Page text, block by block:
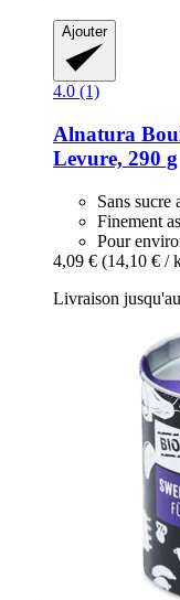
Ajouter
4.0 (1)
Alnatura
Levure, 290 g
Sans sucre
Finement
Pour
4,09 € (14,10 € /
Livraison